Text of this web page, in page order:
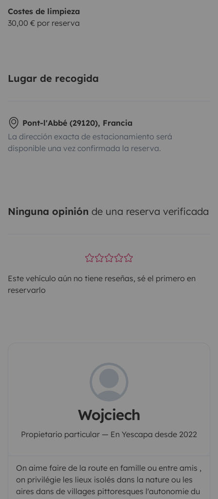
Costes de limpieza
30,00 € por reserva
Lugar de recogida
Pont-l'Abbé (29120), Francia
La dirección exacta de estacionamiento será
disponible una vez confirmada la reserva.
Ninguna opinión de una reserva verificada
Este vehículo aún no tiene reseñas, sé el primero en
reservarlo
Wojciech
Propietario particular — En Yescapa desde 2022
On aime faire de la route en famille ou entre amis ,
on privilégie les lieux isolés dans la nature ou les
aires dans de villages pittoresques l'autonomie du